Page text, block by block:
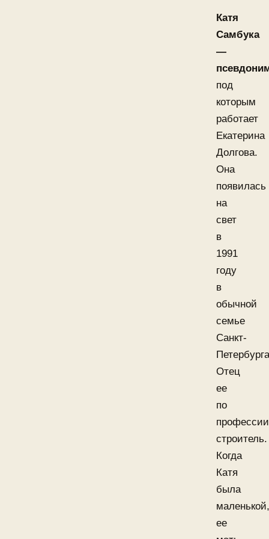
Катя
Самбука
—
под
которым
работает
Екатерина
Долгова.
Она
появилась
на
свет
в
1991
году
в
обычной
семье
Санкт-
Отец
ее
по
профессии
строитель.
Когда
Катя
была
маленькой,
ее